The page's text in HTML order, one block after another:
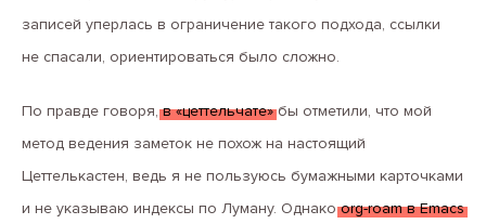
записей уперлась в ограничение такого подхода, ссылки
не спасали, ориентироваться было сложно.
По правде говоря,в «цеттельчате»бы отметили, что мой
метод ведения заметок не похож на настоящий
Цеттелькастен, ведь я не пользуюсь бумажными карточками
и не указываю индексы по Луману. Однакоorg-roam в Emacs